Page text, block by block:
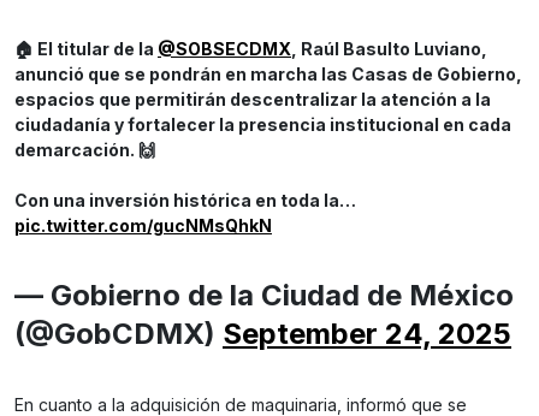
🏠 El titular de la @SOBSECDMX , Raúl Basulto Luviano,
anunció que se pondrán en marcha las Casas de Gobierno,
espacios que permitirán descentralizar la atención a la
ciudadanía y fortalecer la presencia institucional en cada
demarcación. 🙌
Con una inversión histórica en toda la…
pic.twitter.com/gucNMsQhkN
— Gobierno de la Ciudad de México
(@GobCDMX) September 24, 2025
En cuanto a la adquisición de maquinaria, informó que se